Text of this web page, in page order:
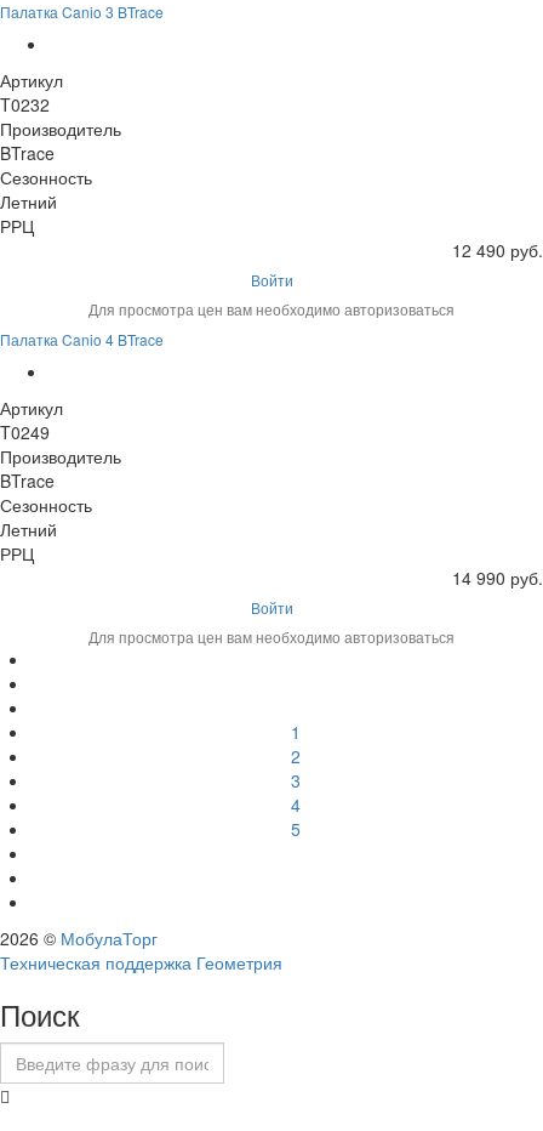
Палатка Canio 3 BTrace
Артикул
T0232
Производитель
BTrace
Сезонность
Летний
РРЦ
12 490 руб.
Войти
Для просмотра цен вам необходимо авторизоваться
Палатка Canio 4 BTrace
Артикул
T0249
Производитель
BTrace
Сезонность
Летний
РРЦ
14 990 руб.
Войти
Для просмотра цен вам необходимо авторизоваться
1
2
3
4
5
2026 © МобулаТорг
Техническая поддержка Геометрия
Поиск